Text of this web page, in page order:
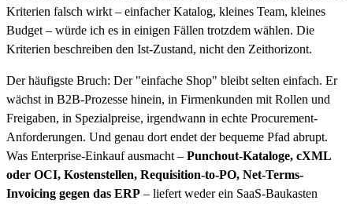
Kriterien falsch wirkt – einfacher Katalog, kleines Team, kleines
Budget – würde ich es in einigen Fällen trotzdem wählen. Die
Kriterien beschreiben den Ist-Zustand, nicht den Zeithorizont.
Der häufigste Bruch: Der "einfache Shop" bleibt selten einfach. Er
wächst in B2B-Prozesse hinein, in Firmenkunden mit Rollen und
Freigaben, in Spezialpreise, irgendwann in echte Procurement-
Anforderungen. Und genau dort endet der bequeme Pfad abrupt.
Was Enterprise-Einkauf ausmacht – Punchout-Kataloge, cXML
oder OCI, Kostenstellen, Requisition-to-PO, Net-Terms-
Invoicing gegen das ERP – liefert weder ein SaaS-Baukasten